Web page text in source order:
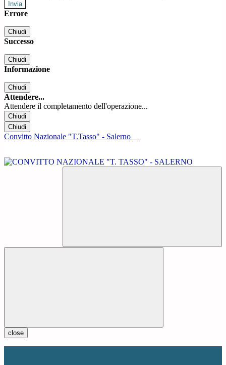
Errore
Chiudi
Successo
Chiudi
Informazione
Chiudi
Attendere...
Attendere il completamento dell'operazione...
Chiudi
Chiudi
Convitto Nazionale "T.Tasso" - Salerno
close